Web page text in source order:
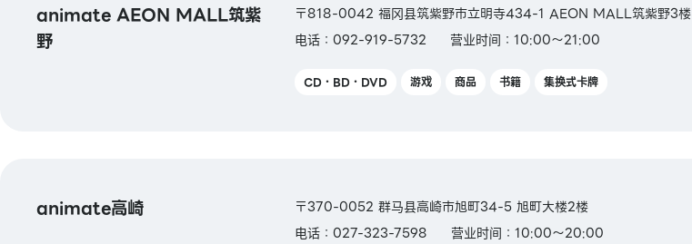
animate AEON MALL筑紫
野
〒818-0042 福冈县筑紫野市立明寺434-1 AEON MALL筑紫野3楼
电话：092-919-5732
营业时间：10:00～21:00
CD・BD・DVD 游戏 商品 书籍 集换式卡牌
animate高崎
〒370-0052 群马县高崎市旭町34-5 旭町大楼2楼
电话：027-323-7598
营业时间：10:00～20:00